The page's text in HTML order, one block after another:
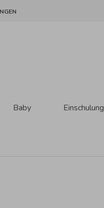
Baby Einschulung